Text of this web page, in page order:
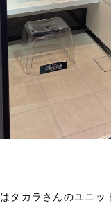
タカラさんのユニッ